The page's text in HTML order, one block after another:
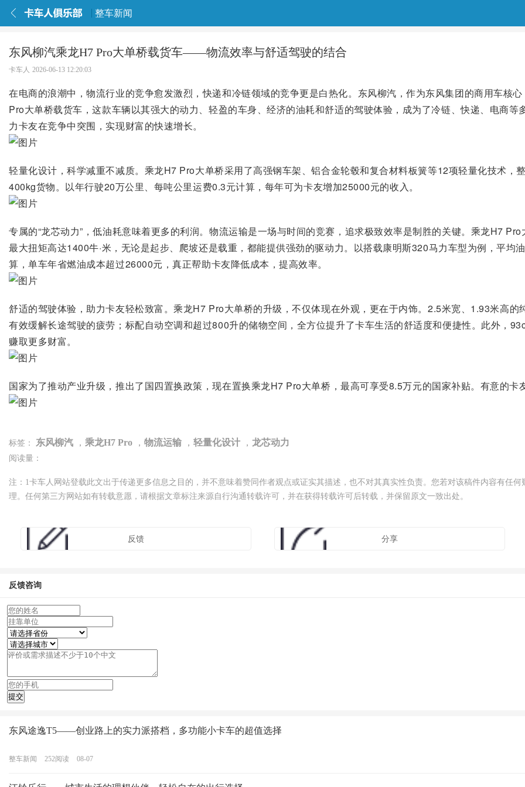
整车新闻
东风柳汽乘龙H7 Pro大单桥载货车——物流效率与舒适驾驶的结合
卡车人 2026-06-13 12:20:03
在电商的浪潮中，物流行业的竞争愈发激烈，快递和冷链领域的竞争更是白热化。东风柳汽，作为东风集团的商用车核
Pro大单桥载货车，这款车辆以其强大的动力、轻盈的车身、经济的油耗和舒适的驾驶体验，成为了冷链、快递、电商等
力卡友在竞争中突围，实现财富的快速增长。
轻量化设计，科学减重不减质。乘龙H7 Pro大单桥采用了高强钢车架、铝合金轮毂和复合材料板簧等12项轻量化技术，
400kg货物。以年行驶20万公里、每吨公里运费0.3元计算，每年可为卡友增加25000元的收入。
专属的“龙芯动力”，低油耗意味着更多的利润。物流运输是一场与时间的竞赛，追求极致效率是制胜的关键。乘龙H7
最大扭矩高达1400牛·米，无论是起步、爬坡还是载重，都能提供强劲的驱动力。以搭载康明斯320马力车型为例，平
算，单车年省燃油成本超过26000元，真正帮助卡友降低成本，提高效率。
舒适的驾驶体验，助力卡友轻松致富。乘龙H7 Pro大单桥的升级，不仅体现在外观，更在于内饰。2.5米宽、1.93米高
有效缓解长途驾驶的疲劳；标配自动空调和超过800升的储物空间，全方位提升了卡车生活的舒适度和便捷性。此外，
赚取更多财富。
国家为了推动产业升级，推出了国四置换政策，现在置换乘龙H7 Pro大单桥，最高可享受8.5万元的国家补贴。有意的
标签： 东风柳汽 ， 乘龙H7 Pro ， 物流运输 ， 轻量化设计 ， 龙芯动力
阅读量：
注：1卡车人网站登载此文出于传递更多信息之目的，并不意味着赞同作者观点或证实其描述，也不对其真实性负责。您若对该稿件内容有任
理。任何第三方网站如有转载意愿，请根据文章标注来源自行沟通转载许可，并在获得转载许可后转载，并保留原文一致出处。
反馈 分享
反馈咨询
东风途逸T5——创业路上的实力派搭档，多功能小卡车的超值选择
整车新闻 252阅读 08-07